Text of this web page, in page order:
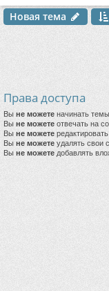
Новая тема
Права доступа
Вы не можете начинать темы
Вы не можете отвечать на
Вы не можете
Вы не можете удалять свои
Вы не можете добавлять